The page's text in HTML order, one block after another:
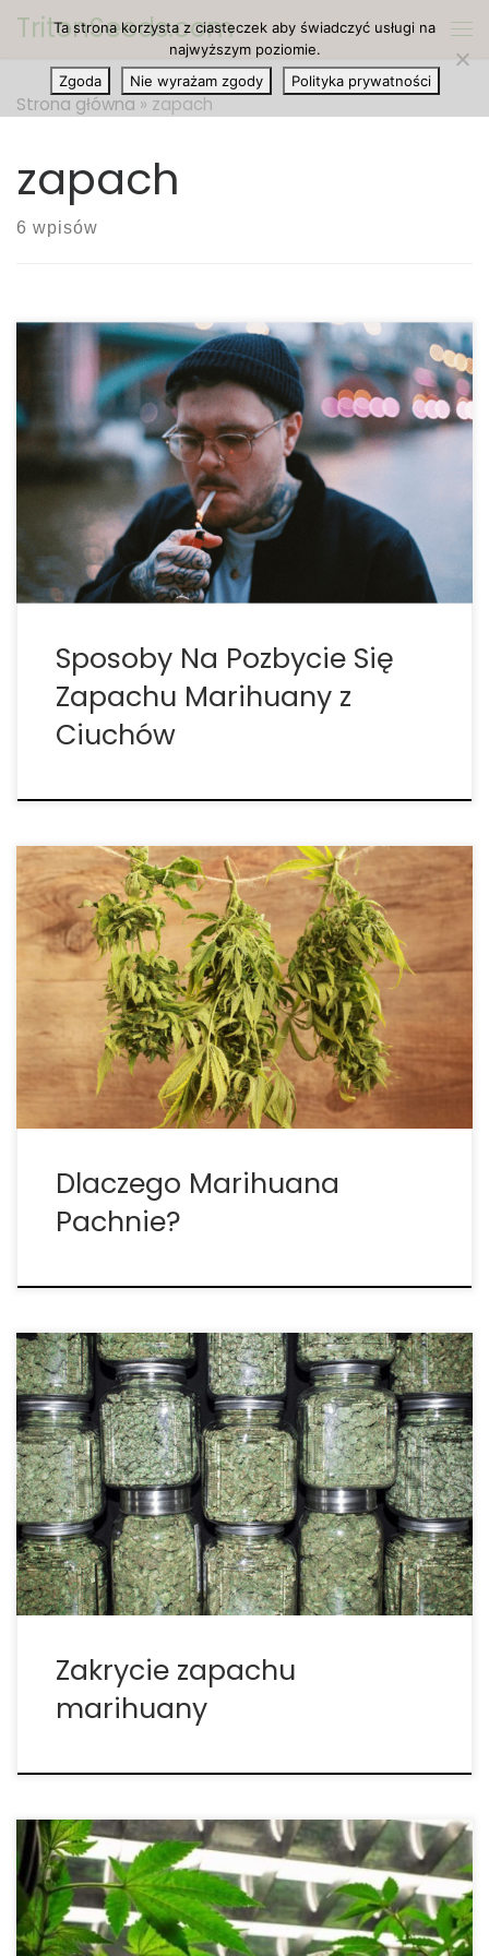
Przejdź do treści
TritonSeeds.com
Strona główna » zapach
zapach
6 wpisów
Nie jest tajemnicą, że zapach dymu jest
wszechobecny. Może pozostawić trwały,
nieprzyjemny zapach i ciężkość w powietrzu,
sprawiając, że marihuaną śmierdzi dosłownie
wszystko – meble, całe pomieszczenia w domu, a
nawet samochód. Dym z marihuany może być
szczególnie problematyczny, gdy […]
Sposoby Na Pozbycie Się
Zapachu Marihuany z
Ciuchów
Dlaczego rośliny marihuany tak mocno pachną?
Zapach marihuany albo się kocha albo nienawidzi.
Jako hodowca możesz się zastanawiać, kiedy
twoje rośliny zaczną pachnieć, aby zapobiec
przedostawaniu się tego zapachu do niechcianych
nozdrzy. Jak pachnie roślina marihuany? Ze względu
na to, […]
Dlaczego Marihuana
Pachnie?
Cannabis pachnie niesamowicie i czasem
potrzebujemy ten zapach zakryć. Zapraszamy do
dzisiejszego artykułu jeśli właśnie na tym ci zależy.
Marihuana ma bardzo wyraźny zapach, który
można rozpoznać już z daleka. Jednym z powodów,
dlatego dane osoby zostają złapane na paleniu […]
Zakrycie zapachu
marihuany
Terpeny w cannabis to nic innego jak aromatyczne
oleje znajdująca się w marihuanie. Ze względu na to,
że różne odmiany cannabis posiadają różne
Ta strona korzysta z ciasteczek aby świadczyć usługi na
najwyższym poziomie.
Zgoda
Nie wyrażam zgody Polityka prywatności